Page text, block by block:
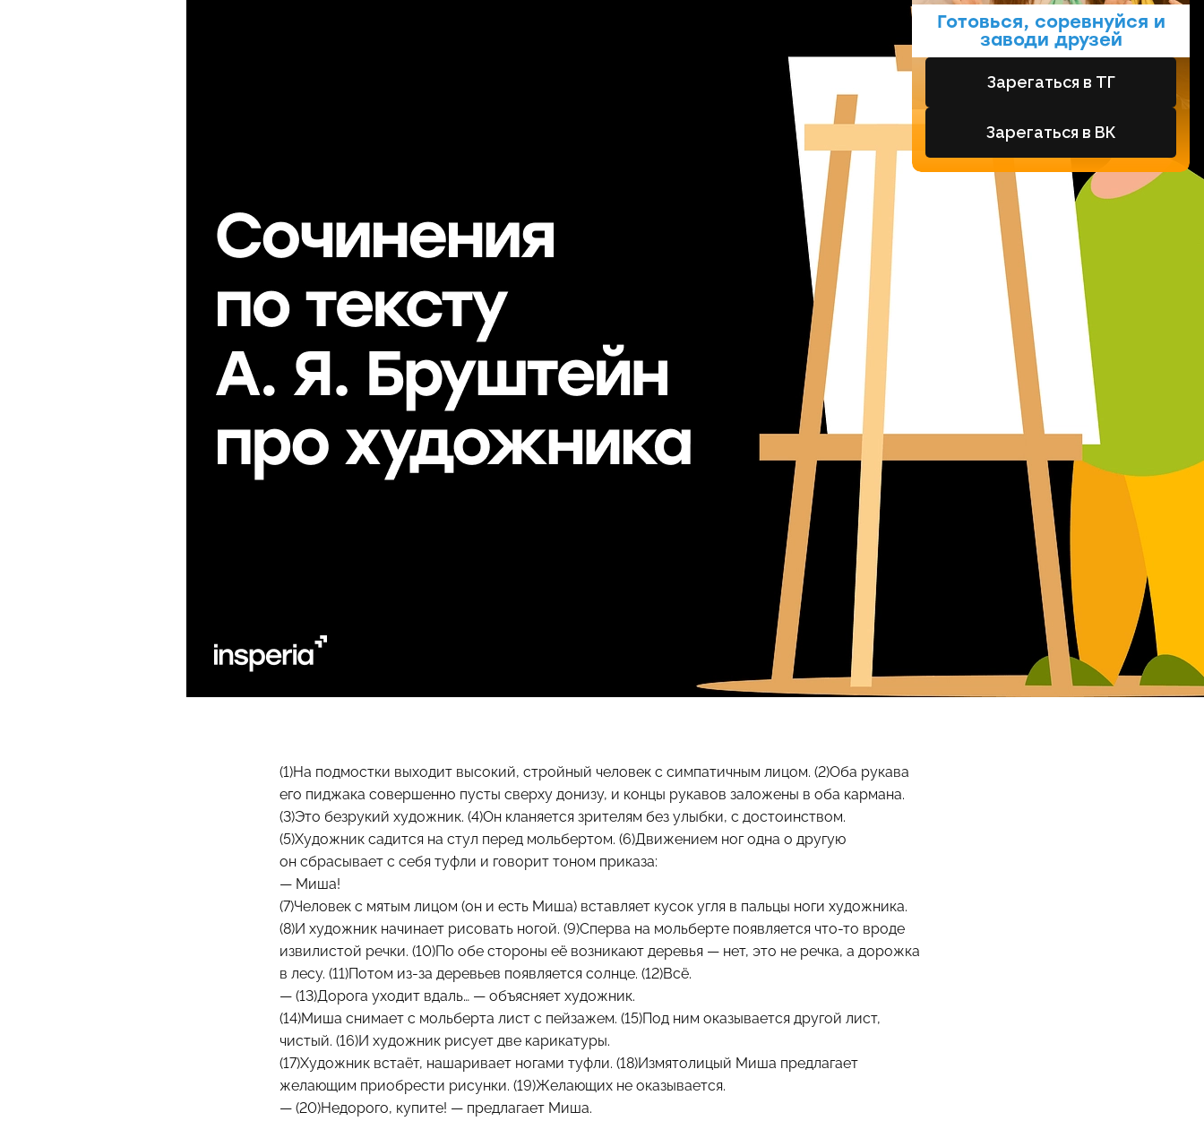
(1)На подмостки выходит высокий, стройный человек с симпатичным лицом. (2)Оба рукава
его пиджака совершенно пусты сверху донизу, и концы рукавов заложены в оба кармана.
(3)Это безрукий художник. (4)Он кланяется зрителям без улыбки, с достоинством.
(5)Художник садится на стул перед мольбертом. (6)Движением ног одна о другую
он сбрасывает с себя туфли и говорит тоном приказа:
— Миша!
(7)Человек с мятым лицом (он и есть Миша) вставляет кусок угля в пальцы ноги художника.
(8)И художник начинает рисовать ногой. (9)Сперва на мольберте появляется что-то вроде
извилистой речки. (10)По обе стороны её возникают деревья — нет, это не речка, а дорожка
в лесу. (11)Потом из-за деревьев появляется солнце. (12)Всё.
— (13)Дорога уходит вдаль… — объясняет художник.
(14)Миша снимает с мольберта лист с пейзажем. (15)Под ним оказывается другой лист,
чистый. (16)И художник рисует две карикатуры.
(17)Художник встаёт, нашаривает ногами туфли. (18)Измятолицый Миша предлагает
желающим приобрести рисунки. (19)Желающих не оказывается.
— (20)Недорого, купите! — предлагает Миша.
Готовься, соревнуйся и
заводи друзей
Зарегаться в ТГ
Зарегаться в ВК